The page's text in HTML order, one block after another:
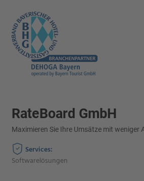
RateBoard GmbH
Maximieren Sie Ihre Umsätze mit weniger
Services:
Softwarelösungen